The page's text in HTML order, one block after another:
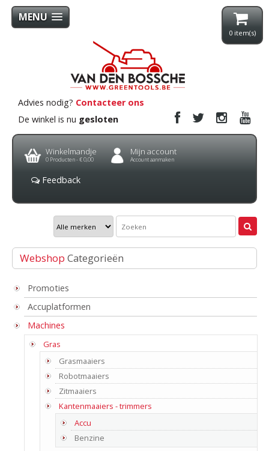
MENU
0 item(s)
Advies nodig? Contacteer ons
De winkel is nu gesloten
Winkelmandje
0 Producten -€ 0,00
Mijn account
Account aanmaken
Feedback
Webshop Categorieën
Promoties
Accuplatformen
Machines
Gras
Grasmaaiers
Robotmaaiers
Zitmaaiers
Kantenmaaiers - trimmers
Accu
Benzine